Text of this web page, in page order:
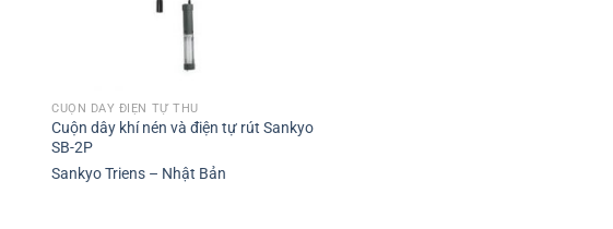
CUỘN DÂY ĐIỆN TỰ THU
Cuộn dây khí nén và điện tự rút Sankyo
SB-2P
Sankyo Triens – Nhật Bản